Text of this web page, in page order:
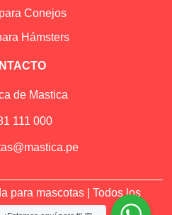
Conejos
Hámsters
de Mastica
111 000
para mascotas | Todos los
reservados